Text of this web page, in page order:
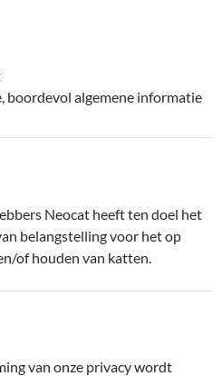
boordevol algemene informatie
Neocat heeft ten doel het
belangstelling voor het op
of houden van katten.
van onze privacy wordt